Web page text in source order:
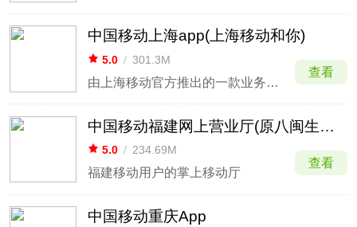
中国移动上海app(上海移动和你)
5.0 / 301.3M
由上海移动官方推出的一款业务办理软件
查看
中国移动福建网上营业厅(原八闽生活app)
5.0 / 234.69M
福建移动用户的掌上移动厅
查看
中国移动重庆App